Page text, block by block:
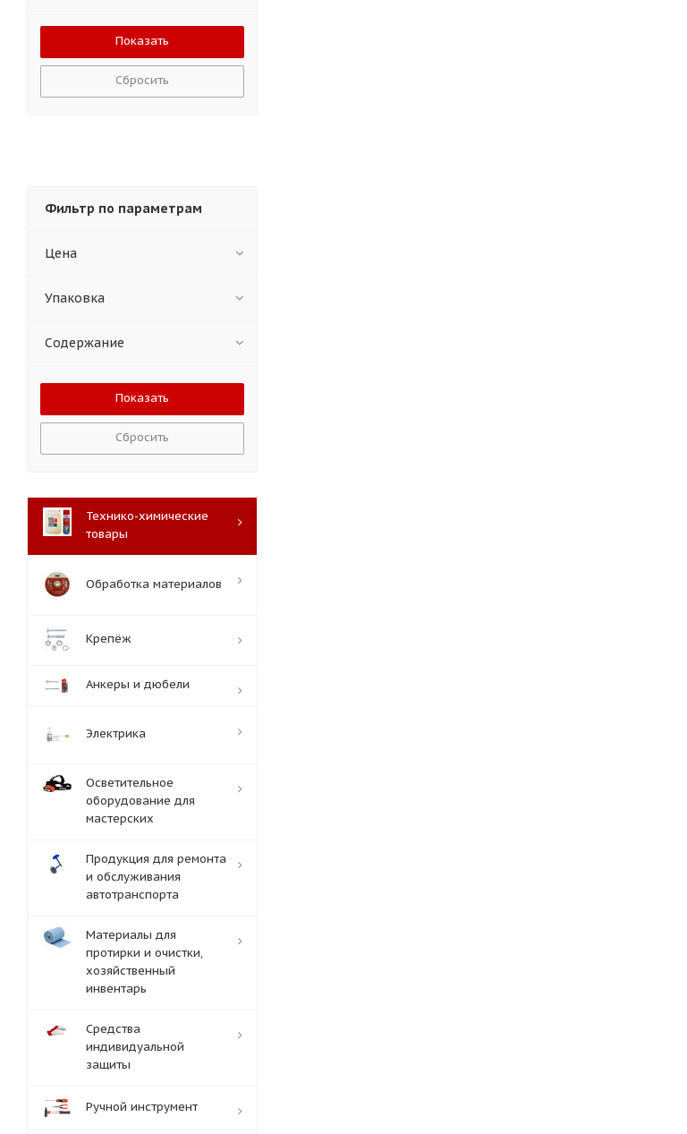
Сбросить
Фильтр по параметрам
Цена
Упаковка
Содержание
Сбросить
Технико-химические
товары
Обработка материалов
Крепёж
Анкеры и дюбели
Электрика
Осветительное
оборудование для
мастерских
Продукция для ремонта
и обслуживания
автотранспорта
Материалы для
протирки и очистки,
хозяйственный
инвентарь
Средства
индивидуальной
защиты
Ручной инструмент